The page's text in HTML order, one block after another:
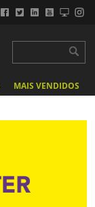
MAIS VENDIDOS